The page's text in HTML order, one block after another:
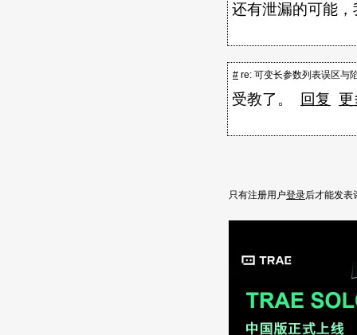
还有泄漏的可能
# re: 可变长参数列表误区
受教了。 回复
只有注册用户登录后才能发表